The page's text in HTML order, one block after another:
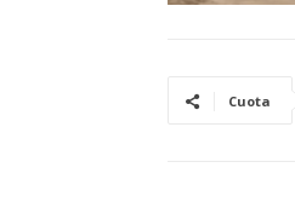
Cuota